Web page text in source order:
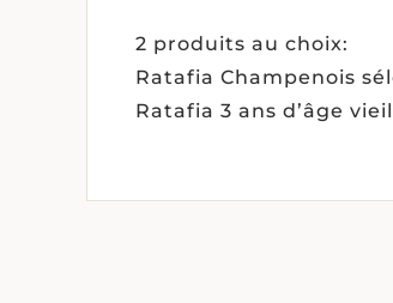
2 produits au choix:
Ratafia Champenois
Ratafia 3 ans d’âge